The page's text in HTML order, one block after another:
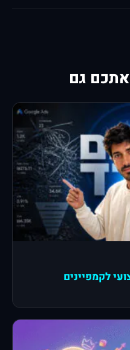
אתכם גם
לקמפיינים